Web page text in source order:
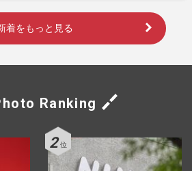
着をもっと見る
Ranking